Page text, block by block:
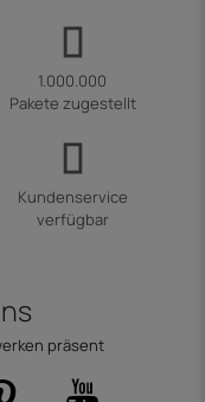
1.000.000
Pakete zugestellt
Kundenservice
verfügbar
präsent